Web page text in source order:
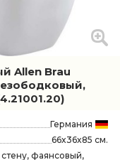
Allen Brau
Германия
66x36x85 см.
фаянсовый,